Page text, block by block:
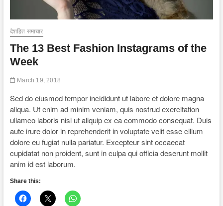
देशहित समाचार
The 13 Best Fashion Instagrams of the
Week
March 19, 2018
Sed do eiusmod tempor incididunt ut labore et dolore magna
aliqua. Ut enim ad minim veniam, quis nostrud exercitation
ullamco laboris nisi ut aliquip ex ea commodo consequat. Duis
aute irure dolor in reprehenderit in voluptate velit esse cillum
dolore eu fugiat nulla pariatur. Excepteur sint occaecat
cupidatat non proident, sunt in culpa qui officia deserunt mollit
anim id est laborum.
Share this: